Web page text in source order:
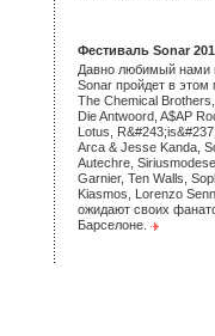
Фестиваль Sonar
Давно любимый нами
Sonar пройдет в этом
The Chemical
Die Antwoord, A$AP
Lotus,
Arca & Jesse Kanda,
Autechre,
Garnier, Ten Walls,
Kiasmos, Lorenzo
ожидают своих
Барселоне.